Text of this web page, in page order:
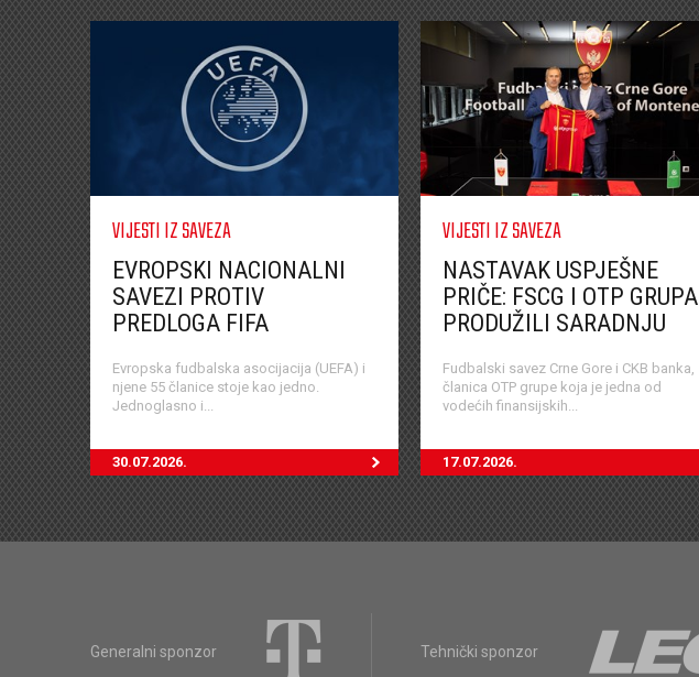
VIJESTI IZ SAVEZA
EVROPSKI NACIONALNI
SAVEZI PROTIV
PREDLOGA FIFA
Evropska fudbalska asocijacija (UEFA) i
njene 55 članice stoje kao jedno.
Jednoglasno i...
30.07.2026.
VIJESTI IZ SAVEZA
NASTAVAK USPJEŠNE
PRIČE: FSCG I OTP GRUPA
PRODUŽILI SARADNJU
Fudbalski savez Crne Gore i CKB banka,
članica OTP grupe koja je jedna od
vodećih finansijskih...
17.07.2026.
Generalni sponzor Tehnički sponzor